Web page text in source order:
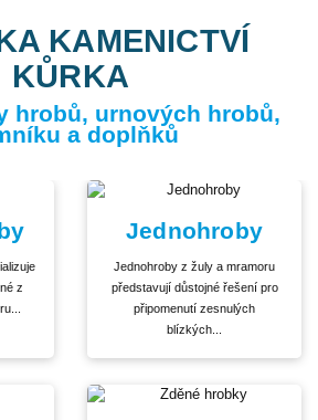
KAMENICTVÍ
KŮRKA
hrobů, urnových hrobů,
a doplňků
z
Jednohroby
Jednohroby z žuly a mramoru
představují důstojné řešení pro
připomenutí zesnulých
blízkých...